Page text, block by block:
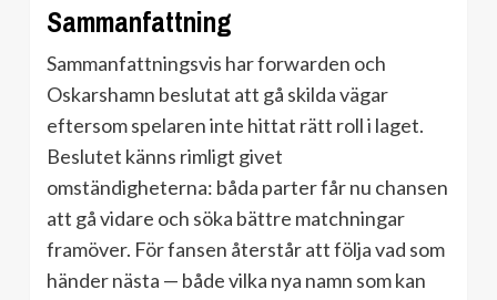
Sammanfattning
Sammanfattningsvis har forwarden och
Oskarshamn beslutat att gå skilda vägar
eftersom spelaren inte hittat rätt roll i laget.
Beslutet känns rimligt givet
omständigheterna: båda parter får nu chansen
att gå vidare och söka bättre matchningar
framöver. För fansen återstår att följa vad som
händer nästa — både vilka nya namn som kan